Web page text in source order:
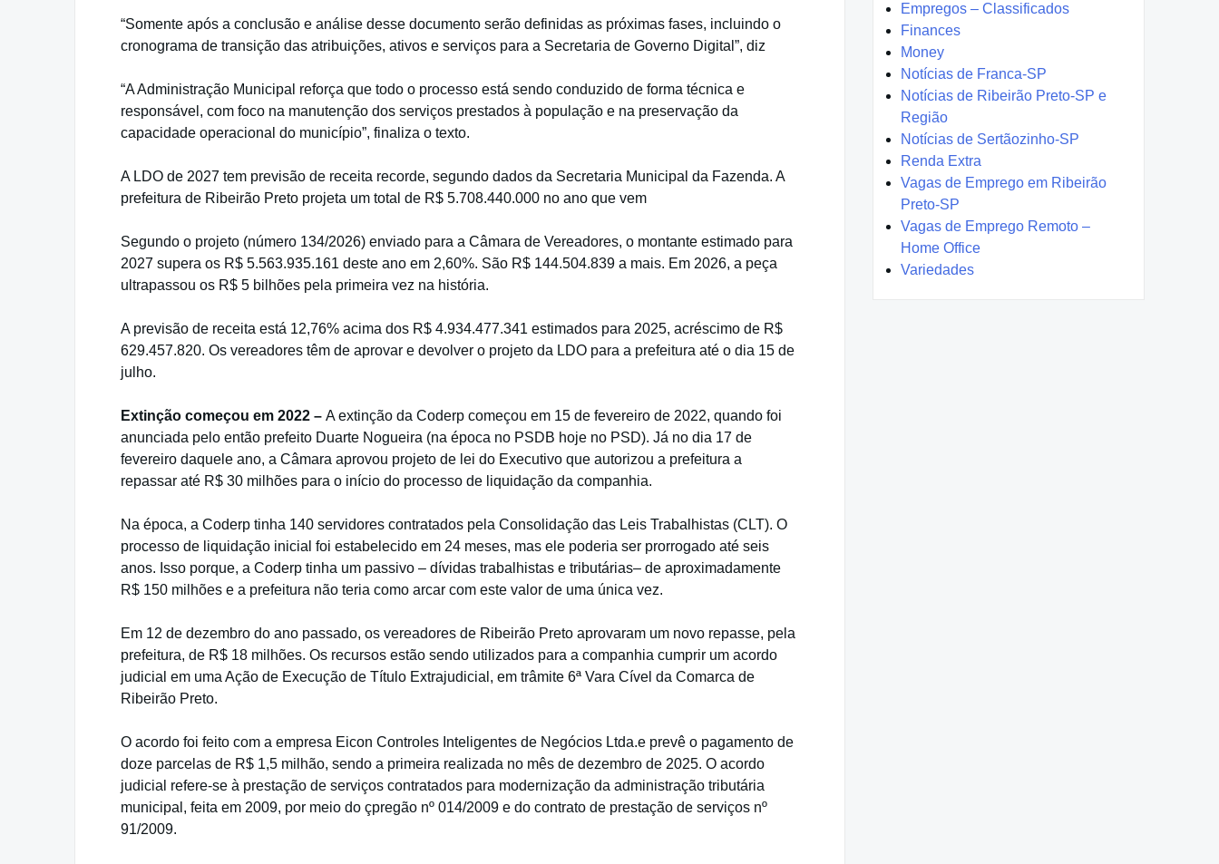
“Somente após a conclusão e análise desse documento serão definidas as próximas fases, incluindo o
cronograma de transição das atribuições, ativos e serviços para a Secretaria de Governo Digital”, diz
“A Administração Municipal reforça que todo o processo está sendo conduzido de forma técnica e
responsável, com foco na manutenção dos serviços prestados à população e na preservação da
capacidade operacional do município”, finaliza o texto.
A LDO de 2027 tem previsão de receita recorde, segundo dados da Secretaria Municipal da Fazenda. A
prefeitura de Ribeirão Preto projeta um total de R$ 5.708.440.000 no ano que vem
Segundo o projeto (número 134/2026) enviado para a Câmara de Vereadores, o montante estimado para
2027 supera os R$ 5.563.935.161 deste ano em 2,60%. São R$ 144.504.839 a mais. Em 2026, a peça
ultrapassou os R$ 5 bilhões pela primeira vez na história.
A previsão de receita está 12,76% acima dos R$ 4.934.477.341 estimados para 2025, acréscimo de R$
629.457.820. Os vereadores têm de aprovar e devolver o projeto da LDO para a prefeitura até o dia 15 de
julho.
Extinção começou em 2022 – A extinção da Coderp começou em 15 de fevereiro de 2022, quando foi
anunciada pelo então prefeito Duarte Nogueira (na época no PSDB hoje no PSD). Já no dia 17 de
fevereiro daquele ano, a Câmara aprovou projeto de lei do Executivo que autorizou a prefeitura a
repassar até R$ 30 milhões para o início do processo de liquidação da companhia.
Na época, a Coderp tinha 140 servidores contratados pela Consolidação das Leis Trabalhistas (CLT). O
processo de liquidação inicial foi estabelecido em 24 meses, mas ele poderia ser prorrogado até seis
anos. Isso porque, a Coderp tinha um passivo – dívidas trabalhistas e tributárias– de aproximadamente
R$ 150 milhões e a prefeitura não teria como arcar com este valor de uma única vez.
Em 12 de dezembro do ano passado, os vereadores de Ribeirão Preto aprovaram um novo repasse, pela
prefeitura, de R$ 18 milhões. Os recursos estão sendo utilizados para a companhia cumprir um acordo
judicial em uma Ação de Execução de Título Extrajudicial, em trâmite 6ª Vara Cível da Comarca de
Ribeirão Preto.
O acordo foi feito com a empresa Eicon Controles Inteligentes de Negócios Ltda.e prevê o pagamento de
doze parcelas de R$ 1,5 milhão, sendo a primeira realizada no mês de dezembro de 2025. O acordo
judicial refere-se à prestação de serviços contratados para modernização da administração tributária
municipal, feita em 2009, por meio do çpregão nº 014/2009 e do contrato de prestação de serviços nº
91/2009.
Empregos – Classificados
Finances
Money
Notícias de Franca-SP
Notícias de Ribeirão Preto-SP e
Região
Notícias de Sertãozinho-SP
Renda Extra
Vagas de Emprego em Ribeirão
Preto-SP
Vagas de Emprego Remoto –
Home Office
Variedades